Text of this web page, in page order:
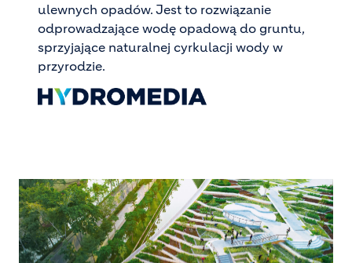
ulewnych opadów. Jest to rozwiązanie
odprowadzające wodę opadową do gruntu,
sprzyjające naturalnej cyrkulacji wody w
przyrodzie.
Image